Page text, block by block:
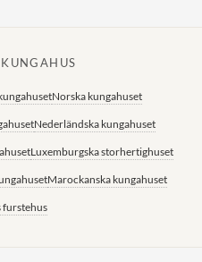
Norska kungahuset
Nederländska kungahuset
Luxemburgska storhertighuset
Marockanska kungahuset
furstehus